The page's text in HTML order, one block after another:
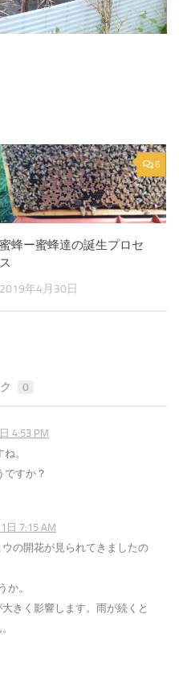
6
蜜蜂ー蜜蜂達の誕生プロセ
ス
2019年4月30日
0
4:53 PM
。
ですか？
日 7:15 AM
の開花が見られてきましたの
か。
きく影響します。雨が続くと